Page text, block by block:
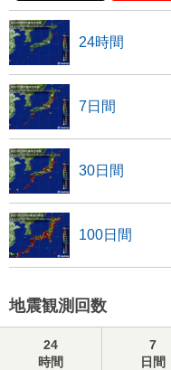
24時間
7日間
30日間
100日間
地震観測回数
24
時間
7
日間